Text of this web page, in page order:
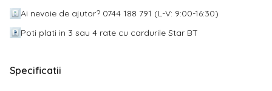
Ai nevoie de ajutor? 0744 188 791 (L-V: 9:00-16:30)
Poti plati in 3 sau 4 rate cu cardurile Star BT
Specificatii